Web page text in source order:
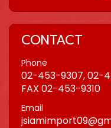
CONTACT
Phone
02-453-9307, 02-
FAX 02-453-9310
Email